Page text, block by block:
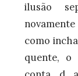
ilusão
como
quente, o